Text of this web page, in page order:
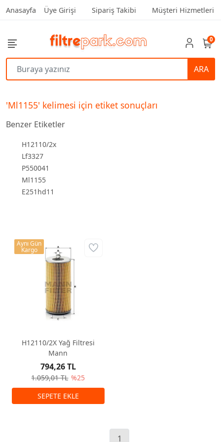
Anasayfa Üye Girişi Sipariş Takibi Müşteri Hizmetleri
ARA
0
'Ml1155' kelimesi için etiket sonuçları
Benzer Etiketler
H12110/2x
Lf3327
P550041
Ml1155
E251hd11
H12110/2X Yağ Filtresi
Mann
1.059,01 TL %25
794,26 TL
Aynı Gün
Kargo
1